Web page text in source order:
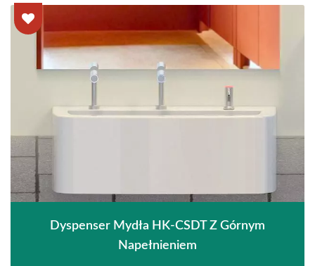
Dyspenser Mydła HK-CSDT Z Górnym
Napełnieniem